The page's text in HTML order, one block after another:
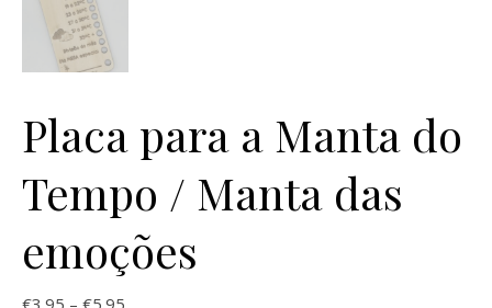
Placa para a Manta do
Tempo / Manta das
emoções